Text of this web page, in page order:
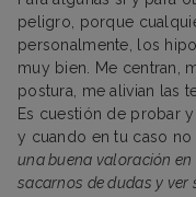
peligro, porque
personalmente, los
muy bien. Me centran,
postura, me alivian las
Es cuestión de probar
y cuando en tu caso no
una buena valoración
sacarnos de dudas y ver